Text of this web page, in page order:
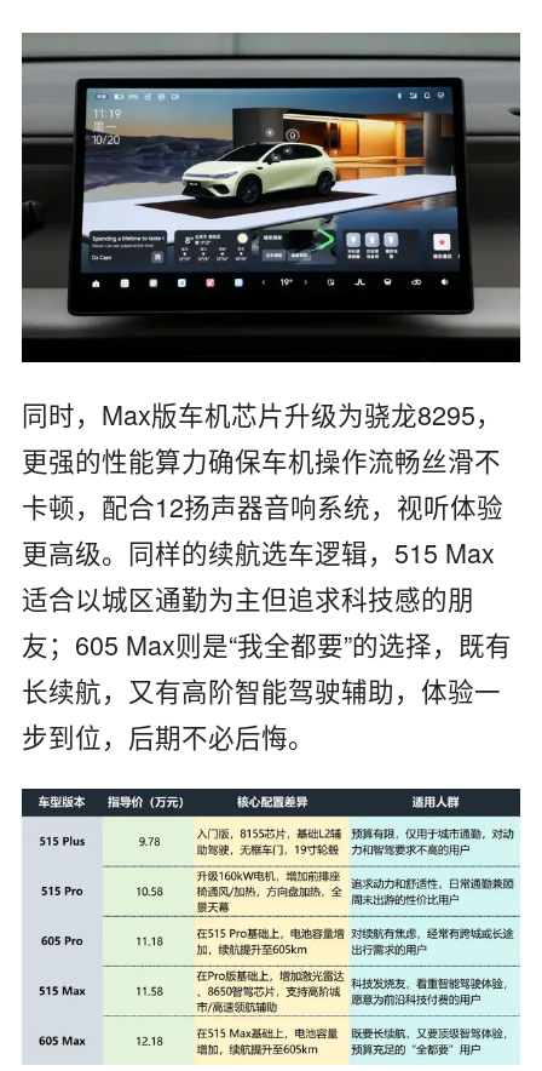
同时，Max版车机芯片升级为骁龙8295，
更强的性能算力确保车机操作流畅丝滑不
卡顿，配合12扬声器音响系统，视听体验
更高级。同样的续航选车逻辑，515 Max
适合以城区通勤为主但追求科技感的朋
友；605 Max则是“我全都要”的选择，既有
长续航，又有高阶智能驾驶辅助，体验一
步到位，后期不必后悔。